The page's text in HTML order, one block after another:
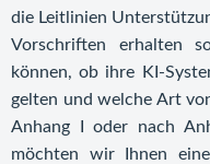
die Leitlinien
Vorschriften erhalten
können, ob ihre KI-
gelten und welche Art
Anhang I oder nach
möchten wir Ihnen